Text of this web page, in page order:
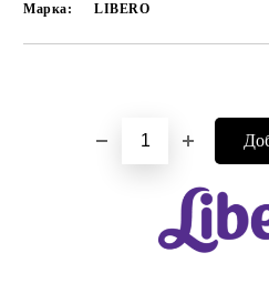
Марка:
LIBERO